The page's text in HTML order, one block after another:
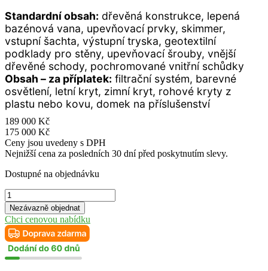
Standardní obsah: dřevěná konstrukce, lepená
bazénová vana, upevňovací prvky, skimmer,
vstupní šachta, výstupní tryska, geotextilní
podklady pro stěny, upevňovací šrouby, vnější
dřevěné schody, pochromované vnitřní schůdky
Obsah – za příplatek: filtrační systém, barevné
osvětlení, letní kryt, zimní kryt, rohové kryty z
plastu nebo kovu, domek na příslušenství
189 000 Kč
175 000 Kč
Ceny jsou uvedeny s DPH
Nejnižší cena za posledních 30 dní před poskytnutím slevy.
Dostupné na objednávku
Stylový
obdélníkový
zahradní
bazén
Amber
množství
Nezávazně objednat
Chci cenovou nabídku